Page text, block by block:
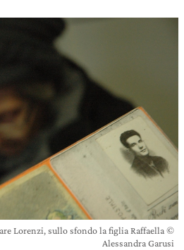
Lorenzi, sullo sfondo la figlia Raffaella ©
Alessandra Garusi